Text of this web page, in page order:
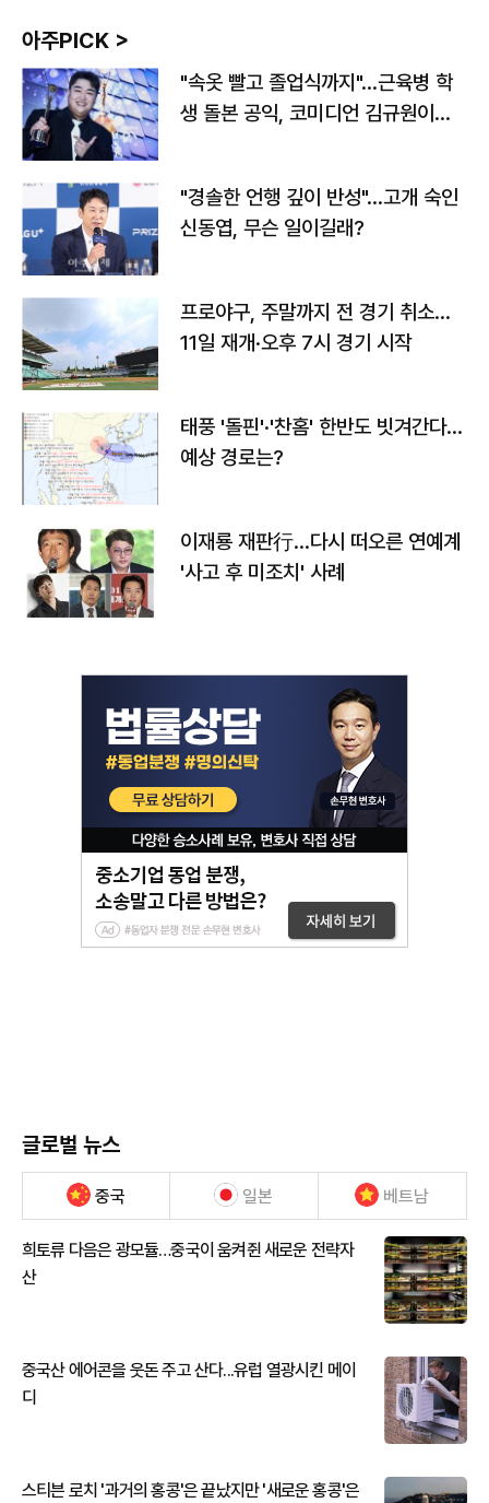
아주PICK >
"속옷 빨고 졸업식까지"…근육병 학
생 돌본 공익, 코미디언 김규원이었
"경솔한 언행 깊이 반성"…고개 숙인
신동엽, 무슨 일이길래?
프로야구, 주말까지 전 경기 취소…
11일 재개·오후 7시 경기 시작
태풍 '돌핀'·'찬홈' 한반도 빗겨간다…
예상 경로는?
이재룡 재판行…다시 떠오른 연예계
'사고 후 미조치' 사례
글로벌 뉴스
중국 일본 베트남
희토류 다음은 광모듈…중국이 움켜쥔 새로운 전략자
산
중국산 에어콘을 웃돈 주고 산다...유럽 열광시킨 메이
디
스티븐 로치 '과거의 홍콩'은 끝났지만 '새로운 홍콩'은